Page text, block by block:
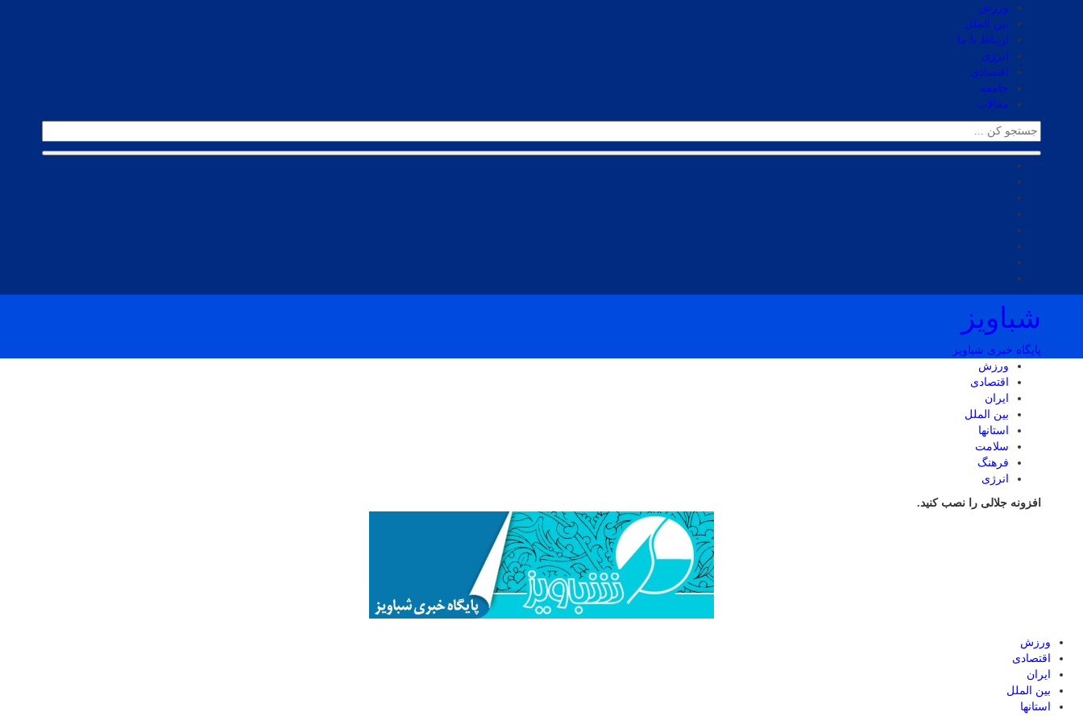
ورزش
بین الملل
ارتباط با ما
انرژی
اقتصادی
جامعه
مقالات
شباویز
پایگاه خبری شباویز
ورزش
اقتصادی
ایران
بین الملل
استانها
سلامت
فرهنگ
انرژی
افزونه جلالی را نصب کنید.
ورزش
اقتصادی
ایران
بین الملل
استانها